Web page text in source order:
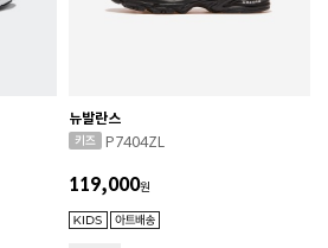
뉴발란스
P7404ZL
119,000원